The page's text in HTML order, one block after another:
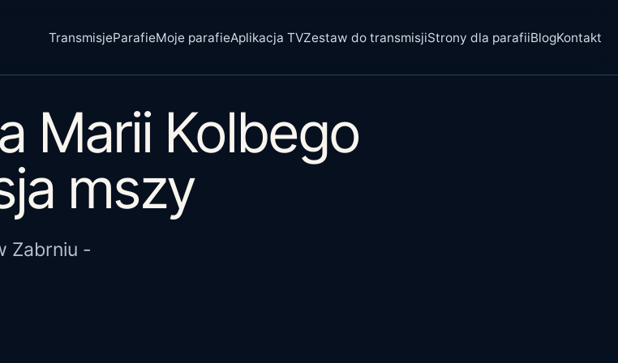
TransmisjeParafieMoje parafieAplikacja TVZestaw do transmisjiStrony dla parafiiBlogKontakt
Marii Kolbego
mszy
Zabrniu -